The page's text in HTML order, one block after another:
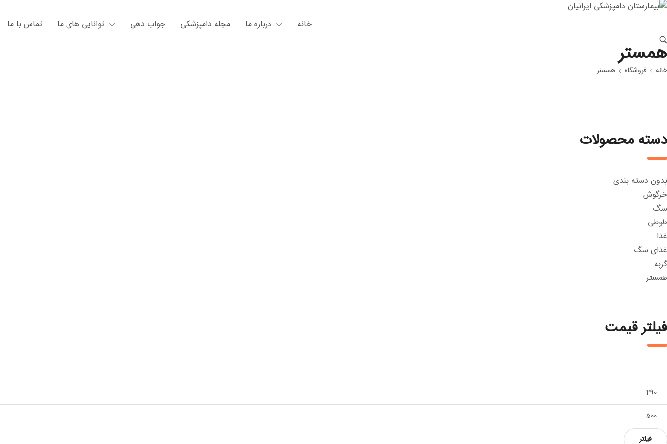
تماس با ما توانایی های ما جواب دهی مجله دامپزشکی درباره ما خانه
همستر
خانه فروشگاه همستر
دسته محصولات
بدون دسته بندی
خرگوش
سگ
طوطی
غذا
غذای سگ
گربه
همستر
فیلتر قیمت
حداقل
قیمت
حداکثر
قیمت
فیلتر